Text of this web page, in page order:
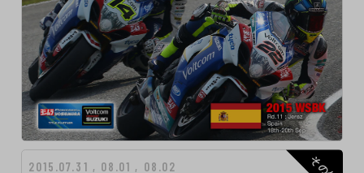
2015.07.31 , 08.01 , 08.02